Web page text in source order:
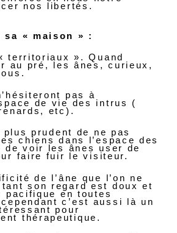
nos libertés.
sa « maison » :
territoriaux ». Quand
au pré, les ânes, curieux,
pas à
de vie des intrus (
etc).
prudent de ne pas
chiens dans l’espace des
de voir les ânes user de
faire fuir le visiteur.
de l’âne que l’on ne
son regard est doux et
pacifique en toutes
c’est aussi là un
pour
thérapeutique.